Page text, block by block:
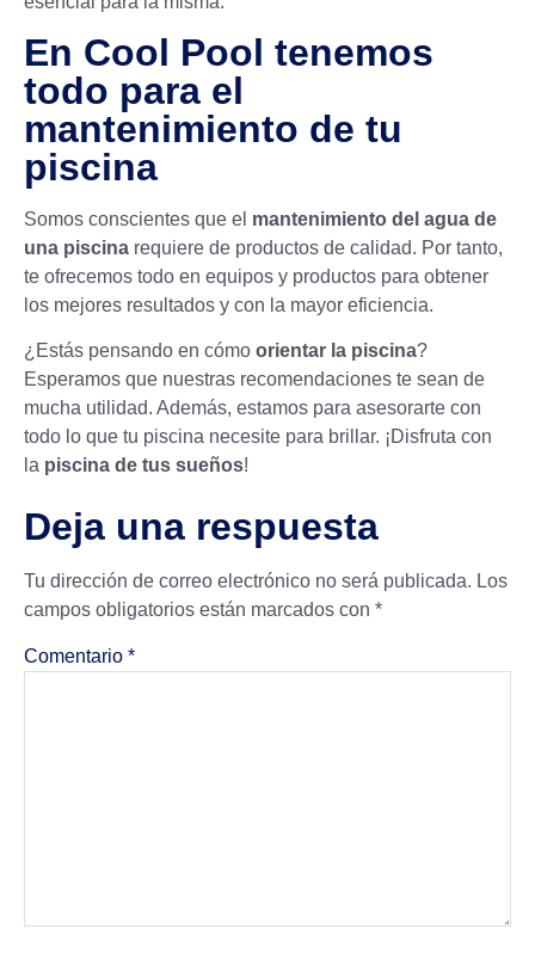
En Cool Pool tenemos
todo para el
mantenimiento de tu
piscina
Somos conscientes que el mantenimiento del agua de
una piscina requiere de productos de calidad. Por tanto,
te ofrecemos todo en equipos y productos para obtener
los mejores resultados y con la mayor eficiencia.
¿Estás pensando en cómo orientar la piscina?
Esperamos que nuestras recomendaciones te sean de
mucha utilidad. Además, estamos para asesorarte con
todo lo que tu piscina necesite para brillar. ¡Disfruta con
la piscina de tus sueños!
Deja una respuesta
Tu dirección de correo electrónico no será publicada. Los
campos obligatorios están marcados con *
Comentario *